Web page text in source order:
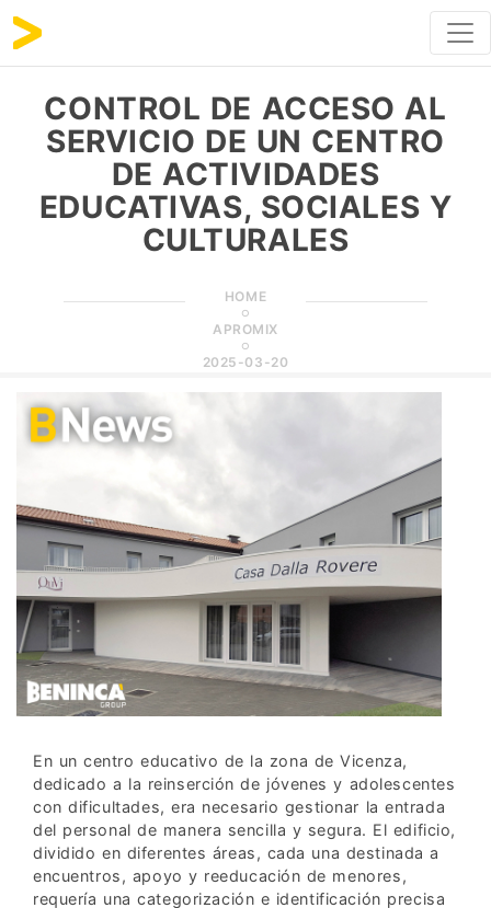
CONTROL DE ACCESO AL
SERVICIO DE UN CENTRO
DE ACTIVIDADES
EDUCATIVAS, SOCIALES Y
CULTURALES
HOME
APROMIX
2025-03-20
En un centro educativo de la zona de Vicenza,
dedicado a la reinserción de jóvenes y adolescentes
con dificultades, era necesario gestionar la entrada
del personal de manera sencilla y segura. El edificio,
dividido en diferentes áreas, cada una destinada a
encuentros, apoyo y reeducación de menores,
requería una categorización e identificación precisa